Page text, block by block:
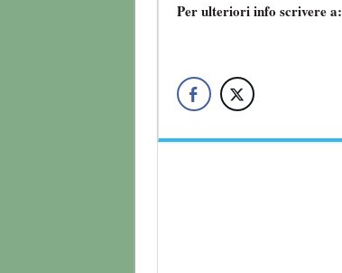
Per ulteriori info scrivere a: